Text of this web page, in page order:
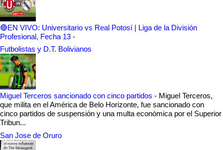
🔴EN VIVO: Universitario vs Real Potosí | Liga de la División
Profesional, Fecha 13 -
Futbolistas y D.T. Bolivianos
Miguel Terceros sancionado con cinco partidos - Miguel Terceros,
que milita en el América de Belo Horizonte, fue sancionado con
cinco partidos de suspensión y una multa económica por el Superior
Tribun...
San Jose de Oruro